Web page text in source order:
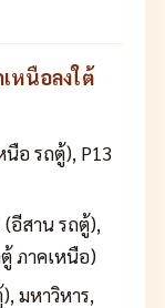
หนือลงใต้
นือ รถตู้), P13
(อีสาน รถตู้),
ภาคเหนือ)
มหาวิหาร,